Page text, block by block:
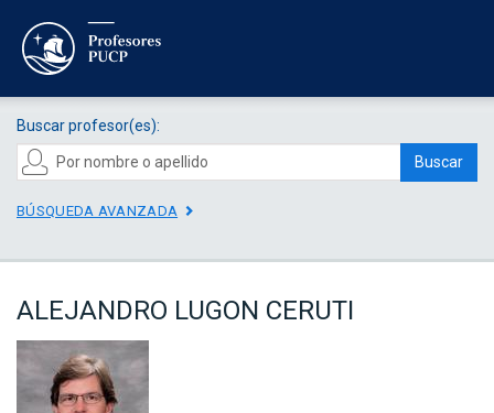
Buscar profesor(es):
Buscar
BÚSQUEDA AVANZADA
ALEJANDRO LUGON CERUTI